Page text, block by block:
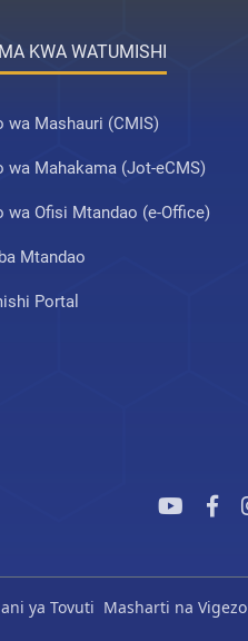
KWA WATUMISHI
wa Mashauri (CMIS)
wa Mahakama (Jot-eCMS)
wa Ofisi Mtandao (e-Office)
Mtandao
Portal
ya Tovuti Masharti na Vigezo